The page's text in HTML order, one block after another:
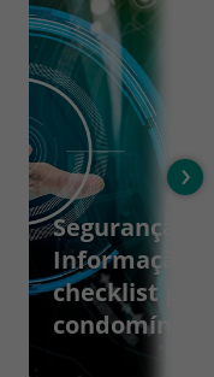
Segurança da
Informação:
checklist
condomínios
›